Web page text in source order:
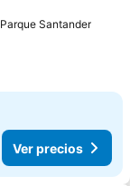
SantanderVer
Ver precios